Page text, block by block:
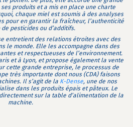
produits et a mis en place une charte
chaque miel est soumis à des analyses
pour en garantir la fraîcheur, l’authenticité
de pesticides ou d’additifs.
entretient des relations étroites avec des
le monde. Elle les accompagne dans des
et respectueuses de l’environnement.
et à Lyon, et propose également la vente
cette grande entreprise, le processus de
très importante dont nous (CDA) faisons
Il s’agit de la K-Dense, une de nos
dans les produits épais et pâteux. Le
sur la table d’alimentation de la
machine.